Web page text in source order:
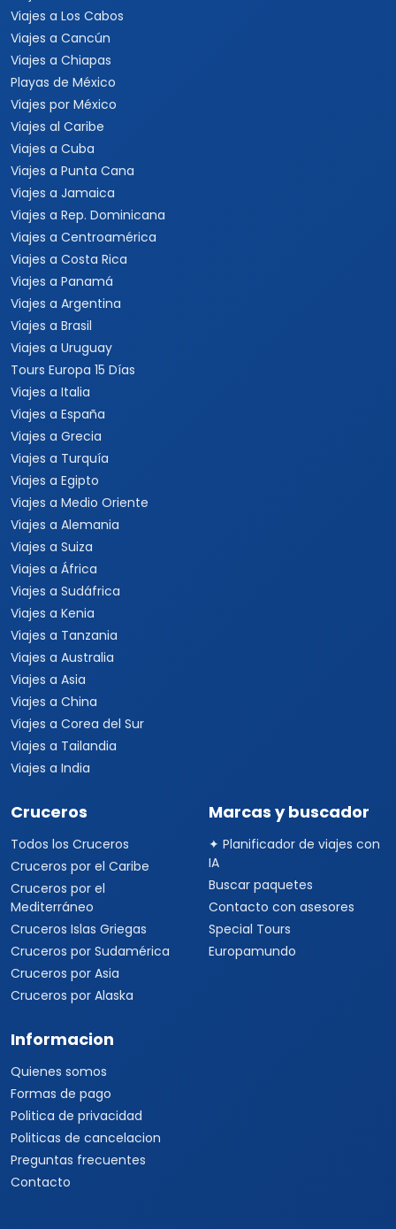
Viajes a Los Cabos
Viajes a Cancún
Viajes a Chiapas
Playas de México
Viajes por México
Viajes al Caribe
Viajes a Cuba
Viajes a Punta Cana
Viajes a Jamaica
Viajes a Rep. Dominicana
Viajes a Centroamérica
Viajes a Costa Rica
Viajes a Panamá
Viajes a Argentina
Viajes a Brasil
Viajes a Uruguay
Tours Europa 15 Días
Viajes a Italia
Viajes a España
Viajes a Grecia
Viajes a Turquía
Viajes a Egipto
Viajes a Medio Oriente
Viajes a Alemania
Viajes a Suiza
Viajes a África
Viajes a Sudáfrica
Viajes a Kenia
Viajes a Tanzania
Viajes a Australia
Viajes a Asia
Viajes a China
Viajes a Corea del Sur
Viajes a Tailandia
Viajes a India
Cruceros
Todos los Cruceros
Cruceros por el Caribe
Cruceros por el
Mediterráneo
Cruceros Islas Griegas
Cruceros por Sudamérica
Cruceros por Asia
Cruceros por Alaska
Marcas y buscador
✦ Planificador de viajes con
IA
Buscar paquetes
Contacto con asesores
Special Tours
Europamundo
Informacion
Quienes somos
Formas de pago
Politica de privacidad
Politicas de cancelacion
Preguntas frecuentes
Contacto